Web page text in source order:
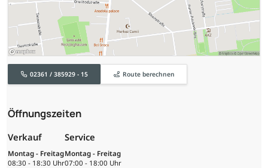
02361 / 385929 - 15 Route berechnen
Öffnungszeiten
Verkauf
Montag - Freitag
08:30 - 18:30 Uhr
Service
Montag - Freitag
07:00 - 18:00 Uhr